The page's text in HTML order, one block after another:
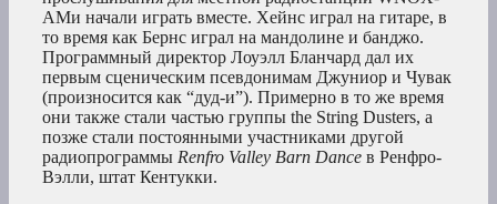
AMи начали играть вместе. Хейнс играл на гитаре, в
то время как Бернс играл на мандолине и банджо.
Программный директор Лоуэлл Бланчард дал их
первым сценическим псевдонимам Джуниор и Чувак
(произносится как “дуд-и”). Примерно в то же время
они также стали частью группы the String Dusters, а
позже стали постоянными участниками другой
радиопрограммы Renfro Valley Barn Dance в Ренфро-
Вэлли, штат Кентукки.